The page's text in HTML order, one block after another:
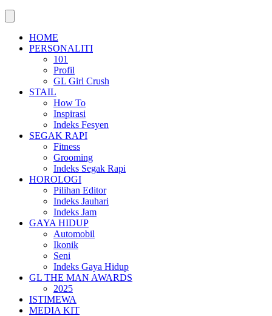
HOME
PERSONALITI
101
Profil
GL Girl Crush
STAIL
How To
Inspirasi
Indeks Fesyen
SEGAK RAPI
Fitness
Grooming
Indeks Segak Rapi
HOROLOGI
Pilihan Editor
Indeks Jauhari
Indeks Jam
GAYA HIDUP
Automobil
Ikonik
Seni
Indeks Gaya Hidup
GL THE MAN AWARDS
2025
ISTIMEWA
MEDIA KIT